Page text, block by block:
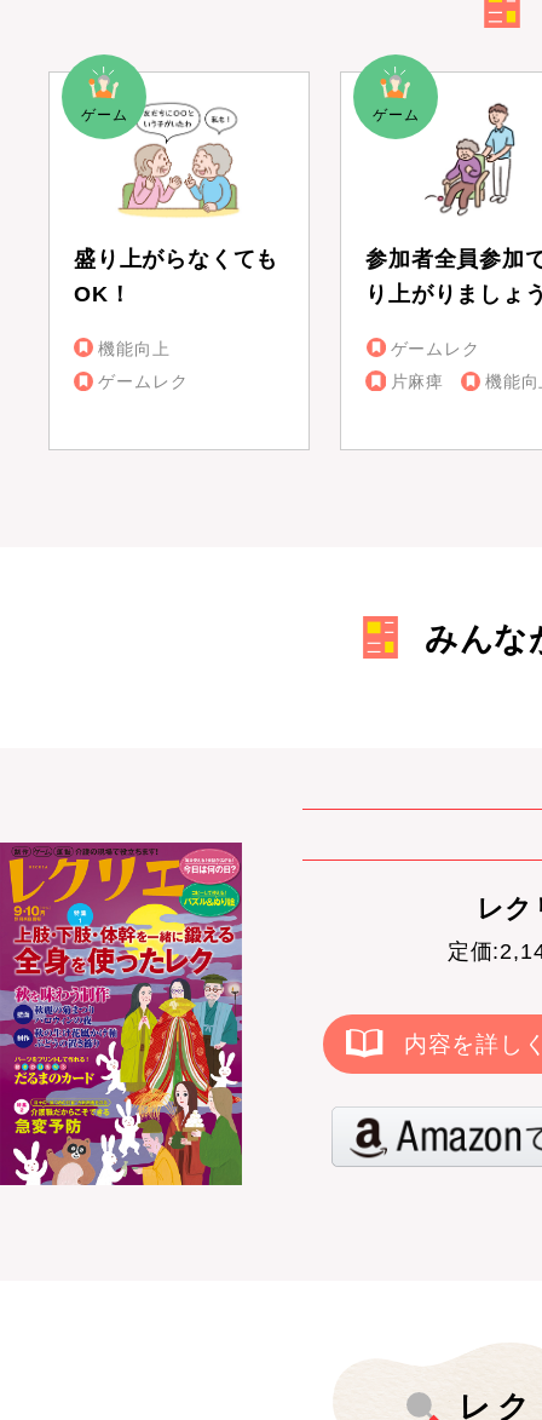
盛り上がらなくても
OK！
機能向上
ゲームレク
参加者全員参加
り上がりましょ
ゲームレク
片麻痺
機能向
みんな
レ
定価
内容を詳し
レ